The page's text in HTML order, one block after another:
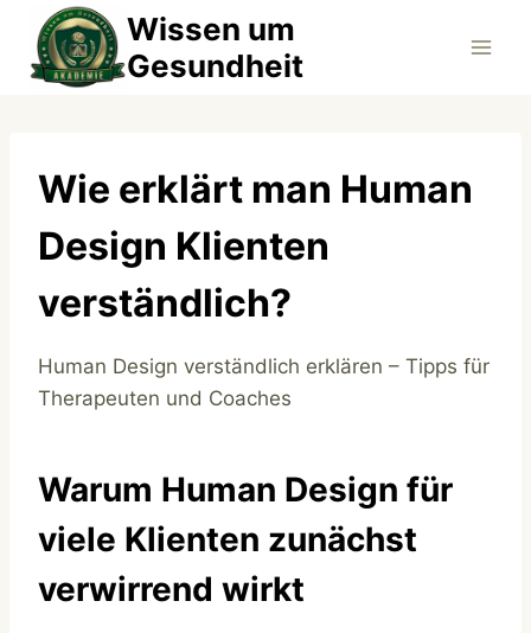
Inhalt
springen
Wissen um
Gesundheit
Wie erklärt man Human
Design Klienten
verständlich?
Human Design verständlich erklären – Tipps für
Therapeuten und Coaches
Warum Human Design für
viele Klienten zunächst
verwirrend wirkt